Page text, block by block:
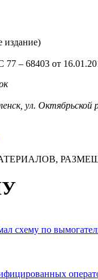
издание)
– 68403 от
ул. Октябрьской
схему по